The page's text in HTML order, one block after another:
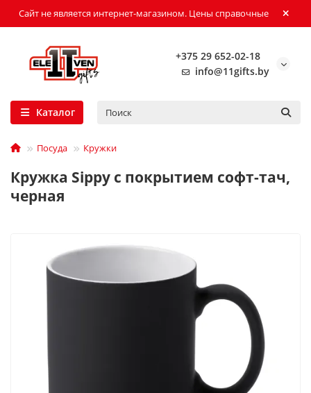
Сайт не является интернет-магазином. Цены справочные
+375 29 652-02-18
info@11gifts.by
Каталог
Посуда Кружки
Кружка Sippy c покрытием софт-тач,
черная